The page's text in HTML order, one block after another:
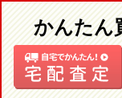
かんたん